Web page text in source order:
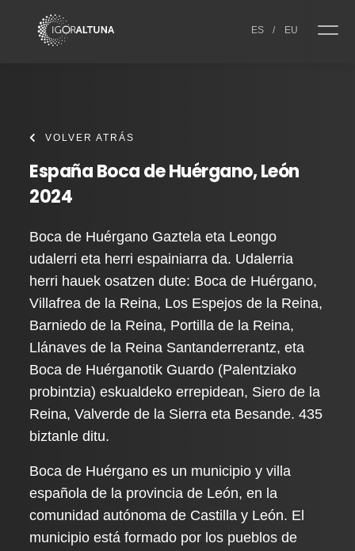
ES / EU
VOLVER ATRÁS
España Boca de Huérgano, León
2024
Boca de Huérgano Gaztela eta Leongo
udalerri eta herri espainiarra da. Udalerria
herri hauek osatzen dute: Boca de Huérgano,
Villafrea de la Reina, Los Espejos de la Reina,
Barniedo de la Reina, Portilla de la Reina,
Llánaves de la Reina Santanderrerantz, eta
Boca de Huérganotik Guardo (Palentziako
probintzia) eskualdeko errepidean, Siero de la
Reina, Valverde de la Sierra eta Besande. 435
biztanle ditu.
Boca de Huérgano es un municipio y villa
española de la provincia de León, en la
comunidad autónoma de Castilla y León. El
municipio está formado por los pueblos de